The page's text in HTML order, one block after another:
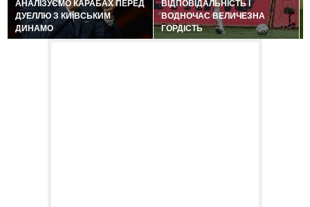
АНАЛІЗУЄМО КАРАБАХ ПЕРЕД
ДУЕЛЛЮ З КИЇВСЬКИМ
ДИНАМО
ВІДПОВІДАЛЬНІСТЬ І
ВОДНОЧАС ВЕЛИЧЕЗНА
ГОРДІСТЬ